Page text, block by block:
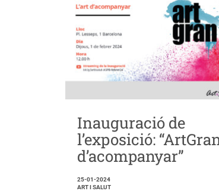
Inauguració de
l’exposició:
d’acompanyar”
25-01-2024
ART I SALUT